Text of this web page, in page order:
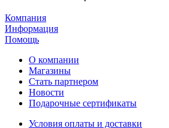
Компания
Информация
Помощь
О компании
Магазины
Стать партнером
Новости
Подарочные сертификаты
Условия оплаты и доставки